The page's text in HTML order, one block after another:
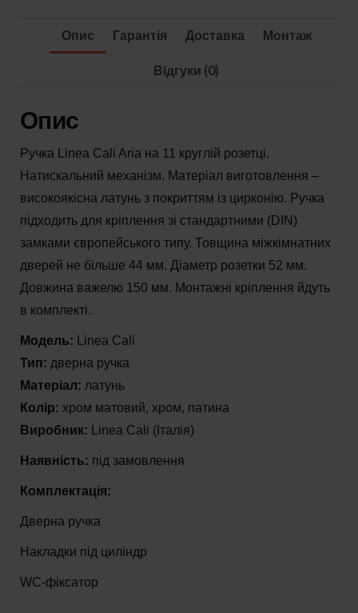
круглій
розетці,
хром,
кількість
Опис Гарантія Доставка Монтаж
Відгуки (0)
Опис
Ручка Linea Cali Aria на 11 круглій розетці.
Натискальний механізм. Матеріал виготовлення –
високоякісна латунь з покриттям із цирконію. Ручка
підходить для кріплення зі стандартними (DIN)
замками європейського типу. Товщина міжкімнатних
дверей не більше 44 мм. Діаметр розетки 52 мм.
Довжина важелю 150 мм. Монтажні кріплення йдуть
в комплекті.
Модель: Linea Cali
Тип: дверна ручка
Матеріал: латунь
Колір: хром матовий, хром, патина
Виробник: Linea Cali (Італія)
Наявність: під замовлення
Комплектація:
Дверна ручка
Накладки під циліндр
WC-фіксатор